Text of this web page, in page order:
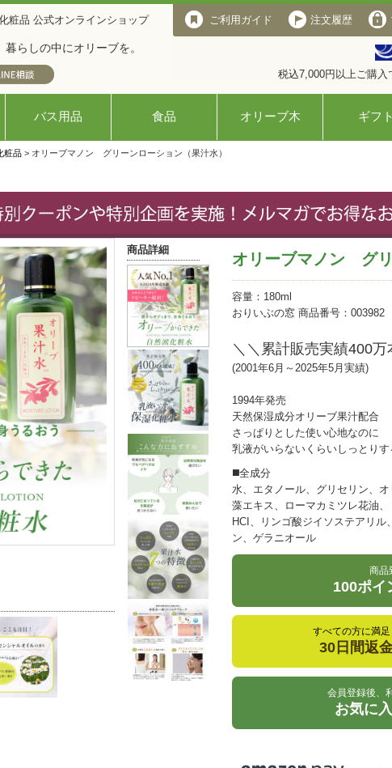
粧品 公式オンラインショップ
暮らしの中にオリーブを。
ご利用ガイド 注文履歴
税込7,000円以上ご購
バス用品 食品 オリーブ木 ギフト
粧品> オリーブマノン グリーンローション（果汁水）
オリーブマノン グリ
容量：180ml
おりいぶの窓 商品番号：003982
＼＼累計販売実績400万
(2001年6月～2025年5月実績)
1994年発売
天然保湿成分オリーブ果汁配合
さっぱりとした使い心地なのに
乳液がいらないくらいしっとりす
◼️全成分
水、エタノール、グリセリン、
藻エキス、ローマカミツレ花油
HCI、リンゴ酸ジイソステアリ
ン、ゲラニオール
商品
100ポイ
すべての方に満
30日間返
会員登録後、
お気に
商品詳細